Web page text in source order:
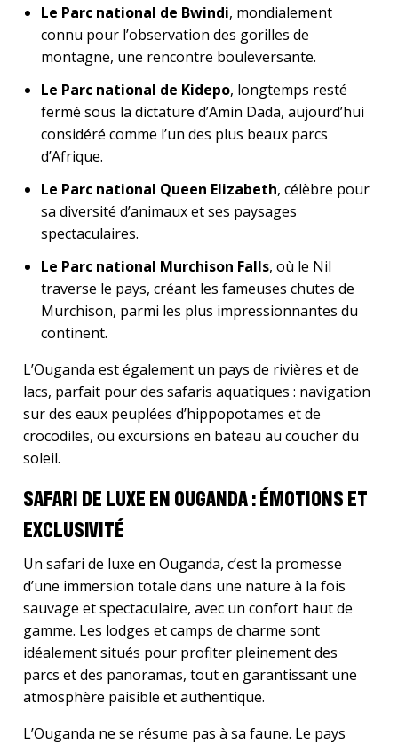
Le Parc national de Bwindi, mondialement
connu pour l’observation des gorilles de
montagne, une rencontre bouleversante.
Le Parc national de Kidepo, longtemps resté
fermé sous la dictature d’Amin Dada, aujourd’hui
considéré comme l’un des plus beaux parcs
d’Afrique.
Le Parc national Queen Elizabeth, célèbre pour
sa diversité d’animaux et ses paysages
spectaculaires.
Le Parc national Murchison Falls, où le Nil
traverse le pays, créant les fameuses chutes de
Murchison, parmi les plus impressionnantes du
continent.
L’Ouganda est également un pays de rivières et de
lacs, parfait pour des safaris aquatiques : navigation
sur des eaux peuplées d’hippopotames et de
crocodiles, ou excursions en bateau au coucher du
soleil.
SAFARI DE LUXE EN OUGANDA : ÉMOTIONS ET
EXCLUSIVITÉ
Un safari de luxe en Ouganda, c’est la promesse
d’une immersion totale dans une nature à la fois
sauvage et spectaculaire, avec un confort haut de
gamme. Les lodges et camps de charme sont
idéalement situés pour profiter pleinement des
parcs et des panoramas, tout en garantissant une
atmosphère paisible et authentique.
L’Ouganda ne se résume pas à sa faune. Le pays